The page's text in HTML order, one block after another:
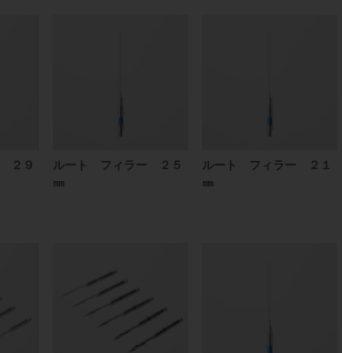
２９
ルート フィラー ２５
㎜
ルート フィラー ２１
㎜